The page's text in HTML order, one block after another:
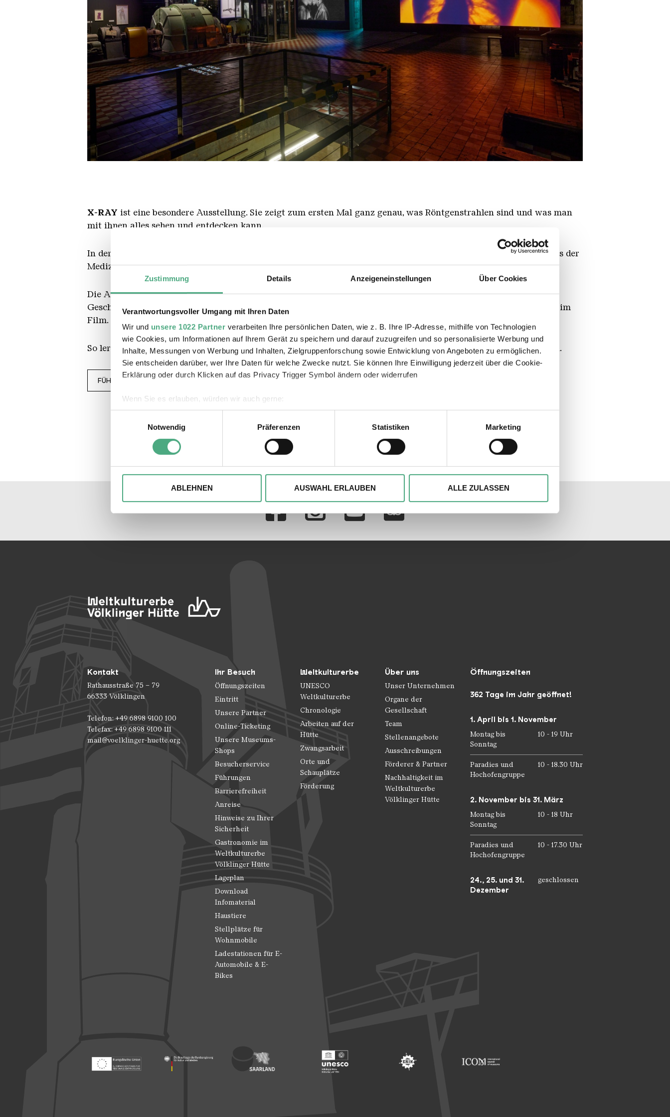
Zustimmung Details Anzeigeneinstellungen Über Cookies
Verantwortungsvoller Umgang mit Ihren Daten
Wir und unsere 1022 Partner verarbeiten Ihre persönlichen Daten, wie z. B. Ihre IP-Adresse, mithilfe von Technologien
wie Cookies, um Informationen auf Ihrem Gerät zu speichern und darauf zuzugreifen und so personalisierte Werbung und
Inhalte, Messungen von Werbung und Inhalten, Zielgruppenforschung sowie Entwicklung von Angeboten zu ermöglichen.
Sie entscheiden darüber, wer Ihre Daten für welche Zwecke nutzt. Sie können Ihre Einwilligung jederzeit über die Cookie-
Erklärung oder durch Klicken auf das Privacy Trigger Symbol ändern oder widerrufen
Wenn Sie es erlauben, würden wir auch gerne:
Informationen über Ihre geografische Lage erfassen, welche bis auf einige Meter genau sein können
Ihr Gerät durch aktives Scannen nach bestimmten Merkmalen (Fingerprinting) identifizieren
Erfahren Sie mehr darüber, wie Ihre persönlichen Daten verarbeitet werden, und legen Sie Ihre Präferenzen imAbschnitt
Einzelheitenfest.
Wir verwenden ggfs. Cookies, um Inhalte und Anzeigen zu personalisieren, besondere Funktionen anbieten zu können und
die Zugriffe auf unsere Website zu analysieren. Außerdem geben wir ggfs. Informationen zu Ihrer Verwendung unserer
Notwendig
Präferenzen Statistiken Marketing
ABLEHNEN AUSWAHL ERLAUBEN ALLE ZULASSEN
X Ray 11
X-RAY ist eine besondere Ausstellung. Sie zeigt zum ersten Mal ganz genau, was Röntgenstrahlen sind und was man
mit ihnen alles sehen und entdecken kann.
In der Ausstellung kann man viele spannende Dinge anschauen: das allererste Röntgenbild, alte Röntgengeräte aus der
Medizin und aus der Wissenschaft und sogar einen modernen Röntgen-Satelliten, der im Weltall forscht.
Die Ausstellung zeigt auch, wie der „Röntgenblick“ die Menschen inspiriert hat – zum Beispiel in der Kunst, in
Geschichten und Büchern, in der Politik, in der Naturforschung, in der Architektur, in der Musik, in der Mode und im
Film.
So lernt man, wie Röntgenstrahlen helfen, Dinge sichtbar zu machen, die man mit bloßen Augen nicht sehen kann.
FÜHRUNG BUCHEN
Verlinkungen zu unseren
Kontakt
Rathausstraße 75 – 79
66333 Völklingen
Telefon: +49 6898 9100 100
Telefax: +49 6898 9100 111
mail@voelklinger-huette.org
Ihr Besuch
Öffnungszeiten
Eintritt
Unsere Partner
Online-Ticketing
Unsere Museums-
Shops
Besucherservice
Führungen
Barrierefreiheit
Anreise
Hinweise zu Ihrer
Sicherheit
Gastronomie im
Weltkulturerbe
Völklinger Hütte
Lageplan
Download
Infomaterial
Haustiere
Stellplätze für
Wohnmobile
Ladestationen für E-
Automobile & E-
Bikes
Weltkulturerbe
UNESCO
Weltkulturerbe
Chronologie
Arbeiten auf der
Hütte
Zwangsarbeit
Orte und
Schauplätze
Förderung
Über uns
Unser Unternehmen
Organe der
Gesellschaft
Team
Stellenangebote
Ausschreibungen
Förderer & Partner
Nachhaltigkeit im
Weltkulturerbe
Völklinger Hütte
Öffnungszeiten
362 Tage im Jahr geöffnet!
1. April bis 1. November
Montag bis
Sonntag
10 - 19 Uhr
Paradies und
Hochofengruppe
10 - 18.30 Uhr
2. November bis 31. März
Montag bis
Sonntag
10 - 18 Uhr
Paradies und
Hochofengruppe
10 - 17.30 Uhr
24., 25. und 31.
Dezember
geschlossen